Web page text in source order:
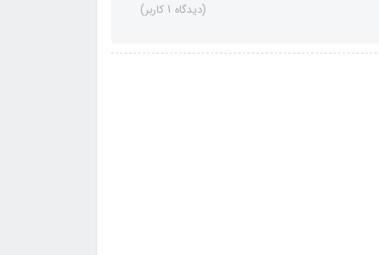
(دیدگاه 1 کاربر)